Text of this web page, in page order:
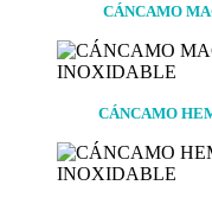
CÁNCAMO
CÁNCAMO